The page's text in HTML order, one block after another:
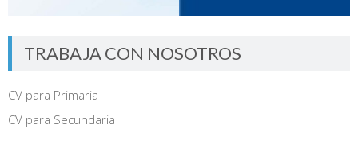
TRABAJA CON NOSOTROS
CV para Primaria
CV para Secundaria